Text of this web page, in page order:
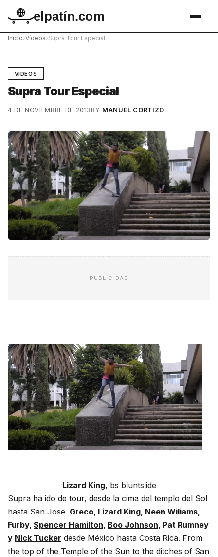
elpatín.com
Inicio›Vídeos›Supra Tour Especial
VÍDEOS
Supra Tour Especial
4 DE NOVIEMBRE DE 2013BY MANUEL CORTIZO
PUBLICIDAD
Lizard King, bs bluntslide
Supra ha ido de tour, desde la cima del templo del Sol
hasta San Jose. Greco, Lizard King, Neen Wiliams,
Furby, Spencer Hamilton, Boo Johnson, Pat Rumney
y Nick Tucker desde México hasta Costa Rica. From
the top of the Temple of the Sun to the ditches of San